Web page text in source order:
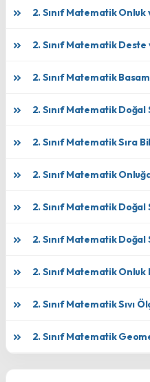
2. Sınıf Matematik
2. Sınıf Matematik Deste
2. Sınıf Matematik
2. Sınıf Matematik Doğal
2. Sınıf Matematik Sıra
2. Sınıf Matematik
2. Sınıf Matematik
2. Sınıf Matematik Doğal
2. Sınıf Matematik
2. Sınıf Matematik Sıvı
2. Sınıf Matematik